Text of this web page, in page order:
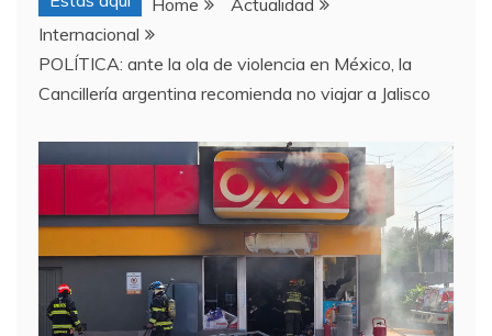
Home
Actualidad
Internacional
POLÍTICA: ante la ola de violencia en México, la
Cancillería argentina recomienda no viajar a Jalisco